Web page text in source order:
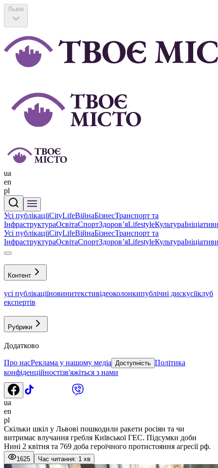
Львів
ua
en
pl
Усі публікаціїCityLifeВійнаБізнесТранспорт та
ІнфраструктураОсвітаСпортЗдоровʼяLifestyleКультура
Усі публікаціїCityLifeВійнаБізнесТранспорт та
ІнфраструктураОсвітаСпортЗдоровʼяLifestyleКультура
Контент
усі публікаціїновинитекстивідеоколонкипублічні дискусіїклуб
експертів
Рубрики
Додатково
Про насРеклама у нашому медіа Доступність Політика
конфіденційностізв'яжіться з нами
ua
en
pl
Скільки шкіл у Львові пошкодили ракети росіян та чи
витримає влучання гребля Київської ГЕС. Підсумки доби
Нині 2 квітня та 769 доба героїчного протистояння агресії рф.
1625 Час читання: 1 хв